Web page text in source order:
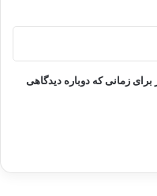
زمانی که دوباره دیدگاهی